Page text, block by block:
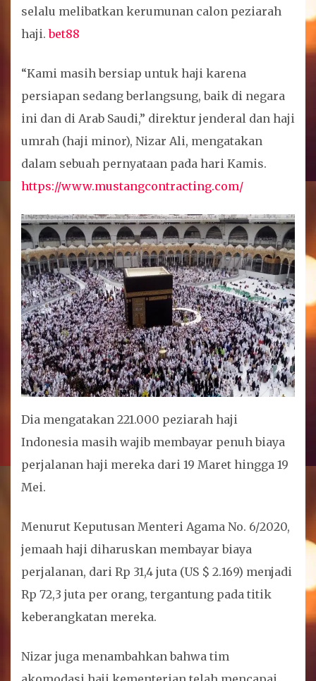
selalu melibatkan kerumunan calon peziarah
haji.bet88
“Kami masih bersiap untuk haji karena
persiapan sedang berlangsung, baik di negara
ini dan di Arab Saudi,” direktur jenderal dan haji
umrah (haji minor), Nizar Ali, mengatakan
dalam sebuah pernyataan pada hari Kamis.
https://www.mustangcontracting.com/
Dia mengatakan 221.000 peziarah haji
Indonesia masih wajib membayar penuh biaya
perjalanan haji mereka dari 19 Maret hingga 19
Mei.
Menurut Keputusan Menteri Agama No. 6/2020,
jemaah haji diharuskan membayar biaya
perjalanan, dari Rp 31,4 juta (US $ 2.169) menjadi
Rp 72,3 juta per orang, tergantung pada titik
keberangkatan mereka.
Nizar juga menambahkan bahwa tim